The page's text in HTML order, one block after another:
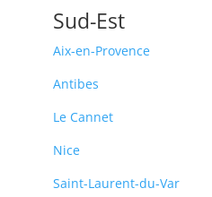
Sud-Est
Aix-en-Provence
Antibes
Le Cannet
Nice
Saint-Laurent-du-Var